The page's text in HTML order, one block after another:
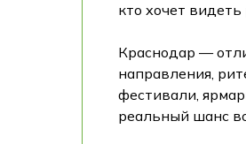
кто хочет
Краснодар —
направления,
фестивали,
реальный шанс